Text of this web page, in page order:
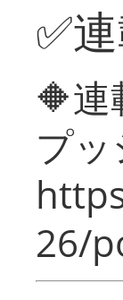
✅
🔶
プ
26/